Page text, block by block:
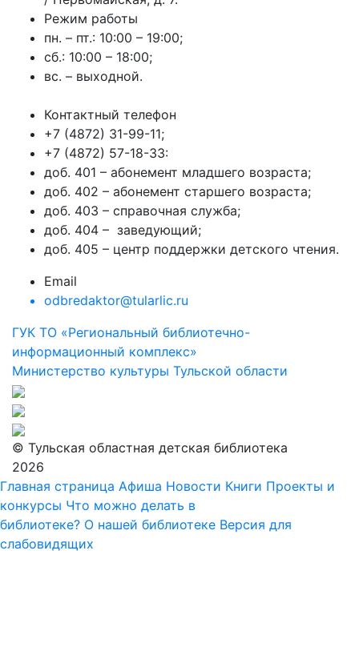
Режим работы
пн. – пт.: 10:00 – 19:00;
сб.: 10:00 – 18:00;
вс. – выходной.
Контактный телефон
+7 (4872) 31-99-11;
+7 (4872) 57-18-33:
доб. 401 – абонемент младшего возраста;
доб. 402 – абонемент старшего возраста;
доб. 403 – справочная служба;
доб. 404 – заведующий;
доб. 405 – центр поддержки детского чтения.
Email
odbredaktor@tularlic.ru
ГУК ТО «Региональный библиотечно-
информационный комплекс»
Министерство культуры Тульской области
© Тульская областная детская библиотека
2026
Главная страница Афиша Новости Книги Проекты и
конкурсы Что можно делать в
библиотеке? О нашей библиотеке Версия для
слабовидящих